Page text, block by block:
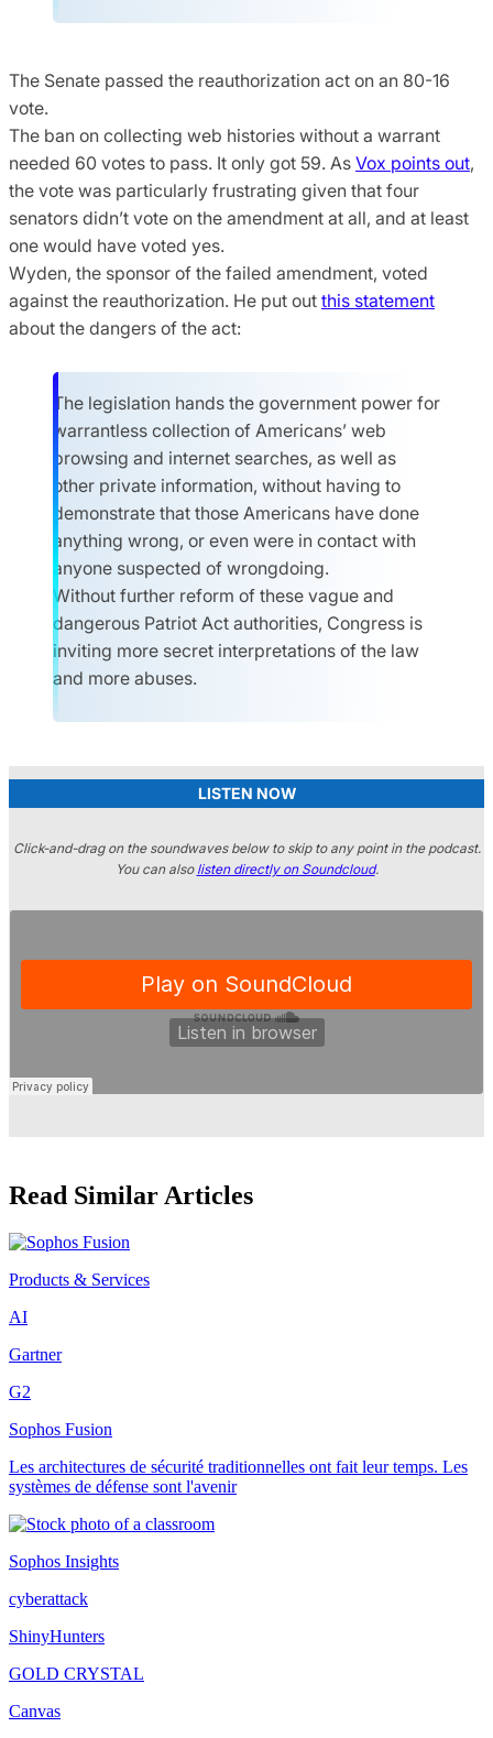
The Senate passed the reauthorization act on an 80-16
vote.
The ban on collecting web histories without a warrant
needed 60 votes to pass. It only got 59. As Vox points out,
the vote was particularly frustrating given that four
senators didn’t vote on the amendment at all, and at least
one would have voted yes.
Wyden, the sponsor of the failed amendment, voted
against the reauthorization. He put out this statement
about the dangers of the act:
The legislation hands the government power for
warrantless collection of Americans’ web
browsing and internet searches, as well as
other private information, without having to
demonstrate that those Americans have done
anything wrong, or even were in contact with
anyone suspected of wrongdoing.
Without further reform of these vague and
dangerous Patriot Act authorities, Congress is
inviting more secret interpretations of the law
and more abuses.
LISTEN NOW
Click-and-drag on the soundwaves below to skip to any point in the podcast.
You can also listen directly on Soundcloud.
Read Similar Articles
Products & Services
AI
Gartner
G2
Sophos Fusion
Les architectures de sécurité traditionnelles ont fait leur temps. Les
systèmes de défense sont l'avenir
Sophos Insights
cyberattack
ShinyHunters
GOLD CRYSTAL
Canvas